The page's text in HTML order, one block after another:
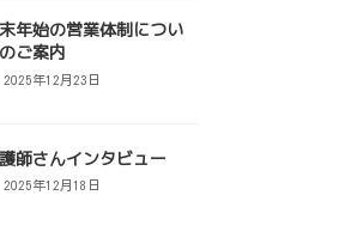
年始の営業体制につい
ご案内
2025年12月23日
師さんインタビュー
2025年12月18日